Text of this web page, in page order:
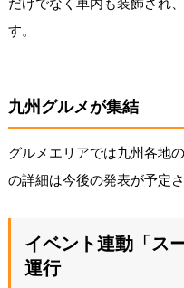
す。
九州グルメが集結
グルメエリアでは九州各地
の詳細は今後の発表が予定さ
イベント連動「ス
運行